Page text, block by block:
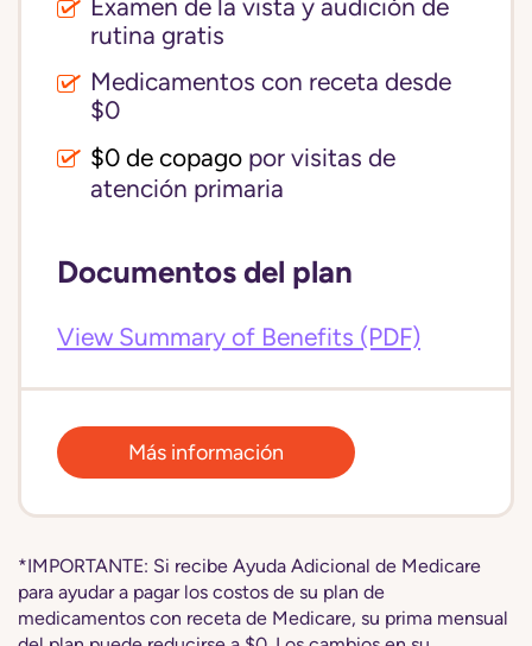
Examen de la vista y audición de
rutina gratis
Medicamentos con receta desde
$0
$0 de copago por visitas de
atención primaria
Documentos del plan
View Summary of Benefits (PDF)
Más información
*IMPORTANTE: Si recibe Ayuda Adicional de Medicare
para ayudar a pagar los costos de su plan de
medicamentos con receta de Medicare, su prima mensual